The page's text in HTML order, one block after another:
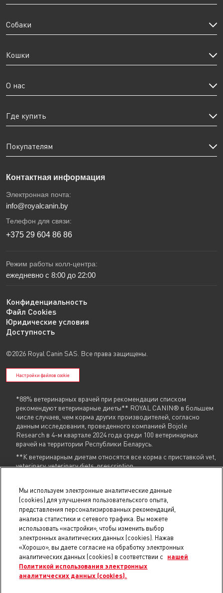
Собаки
Кошки
О нас
Где купить
Покупателям
Контактная информация
Электронная почта:
info@royalcanin.by
Телефон для связи:
+375 29 604 86 86
Режим работы колл-центра:
ежедневно с 8:00 до 22:00
Конфиденциальность
Файл Cookies
Юридические условия
Доступность
©2026 Royal Canin SAS. Все права защищены.
Настройки файлов cookie
*88% ветеринарных врачей при рекомендации списком
рекомендуют ветеринарные диеты** ROYAL CANIN® в большем
числе случаев, чем корма других производителей, согласно
данным исследования, проведенного компанией Bojole
Research в 4-м квартале 2024 года среди 100 ветеринарных
врачей на территории Республики Беларусь.
**К ветеринарным диетам относятся все корма с приставкой vet,
veterinary, veterinary diets, prescription
Указанные контакты ( +375 29 604 86 86,info@royalcanin.by) являются в том
числе контактами для связи по вопросам обращения покупателей о
В торговом реестре с 31 июля 2025 г., № регистрации 754731.
В реестре БелГИЭ с 15 мая 2025 г., № регистрации 206019, адрес ресурса:
royalcanin.by, владелец ресурса: Унитарное предприятие
«РусканБел». Проверить регистрацию.
© 2025 royalcanin.by, Продавец УНП 190806803, регистрация №190806803,
22.02.2007, Мингорисполком, Общество с ограниченной ответственностью
«Триовист», юр.адрес: 220020, Минск, пр. Победителей, 100, оф. 203 E-mail:
21@21vek.by
Мы используем электронные аналитические данные
(cookies) для улучшения пользовательского опыта,
представления персонализированных рекомендаций,
анализа статистики и сетевого трафика. Вы можете
использовать «настройки», чтобы изменить выбор
электронных аналитических данных (cookies). Нажав
«Хорошо», вы даете согласие на обработку электронных
аналитических данных (cookies) в соответствии с
нашей
Политикой использования электронных
аналитических данных (cookies).